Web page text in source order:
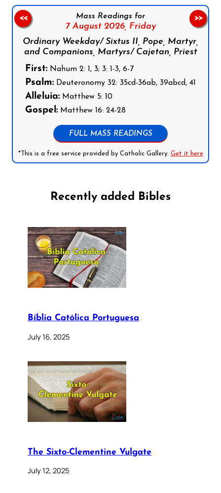
Mass Readings for
7 August 2026, Friday
Ordinary Weekday/ Sixtus II, Pope, Martyr,
and Companions, Martyrs/ Cajetan, Priest
First: Nahum 2: 1, 3; 3: 1-3, 6-7
Psalm: Deuteronomy 32: 35cd-36ab, 39abcd, 41
Alleluia: Matthew 5: 10
Gospel: Matthew 16: 24-28
FULL MASS READINGS
*This is a free service provided by Catholic Gallery. Get it here
<< >>
Recently added Bibles
Bíblia Católica Portuguesa
July 16, 2025
The Sixto-Clementine Vulgate
July 12, 2025